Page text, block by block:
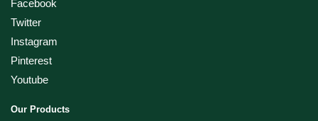
Facebook
Twitter
Instagram
Pinterest
Youtube
Our Products